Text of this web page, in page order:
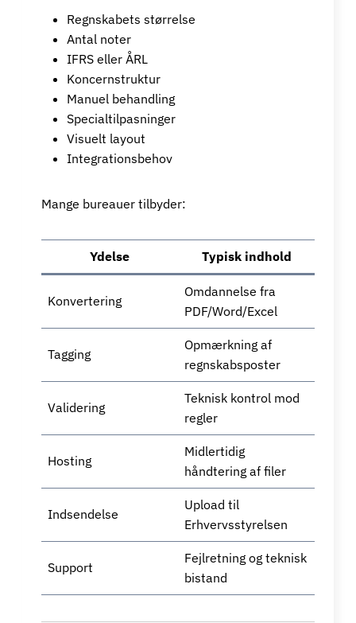
Regnskabets størrelse
Antal noter
IFRS eller ÅRL
Koncernstruktur
Manuel behandling
Specialtilpasninger
Visuelt layout
Integrationsbehov
Mange bureauer tilbyder:
Ydelse Typisk indhold
Konvertering
Omdannelse fra
PDF/Word/Excel
Tagging
Opmærkning af
regnskabsposter
Validering
Teknisk kontrol mod
regler
Hosting
Midlertidig
håndtering af filer
Indsendelse
Upload til
Erhvervsstyrelsen
Support
Fejlretning og teknisk
bistand